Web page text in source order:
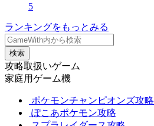
5
ランキングをもっとみる
検索
攻略取扱いゲーム
家庭用ゲーム機
ポケモンチャンピオンズ攻略
ぽこあポケモン攻略